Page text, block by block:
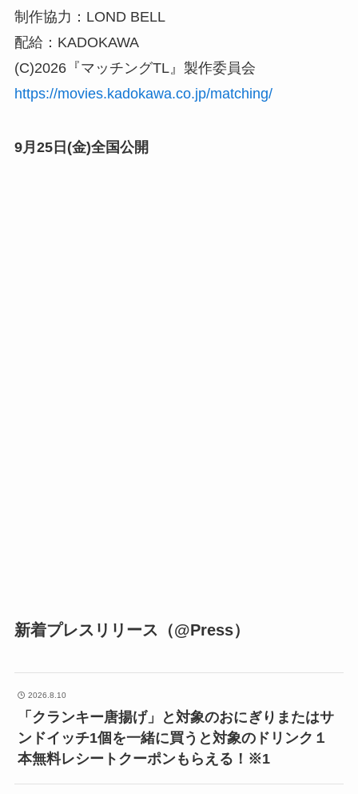
制作協力：LOND BELL
配給：KADOKAWA
(C)2026『マッチングTL』製作委員会
https://movies.kadokawa.co.jp/matching/
9月25日(金)全国公開
新着プレスリリース（@Press）
2026.8.10
「クランキー唐揚げ」と対象のおにぎりまたはサ
ンドイッチ1個を一緒に買うと対象のドリンク１
本無料レシートクーポンもらえる！※1